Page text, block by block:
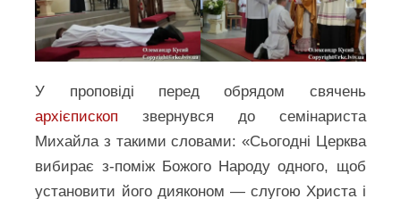
У проповіді перед обрядом свячень
архієпископ звернувся до семінариста
Михайла з такими словами: «Сьогодні Церква
вибирає з-поміж Божого Народу одного, щоб
установити його дияконом — слугою Христа і